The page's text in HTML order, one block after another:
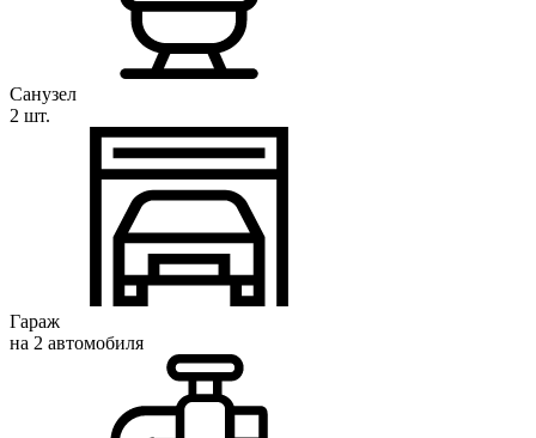
Санузел
2 шт.
Гараж
на 2 автомобиля